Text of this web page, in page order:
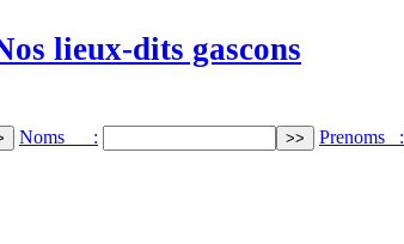
lieux-dits gascons
Noms : Prenoms :